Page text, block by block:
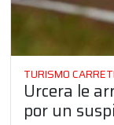
TURISMO
Urcera le
por un